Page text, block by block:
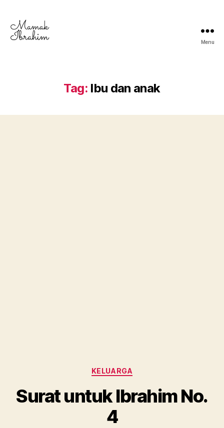
Menu
Tag: Ibu dan anak
Categories
KELUARGA
Surat untuk Ibrahim No.
4